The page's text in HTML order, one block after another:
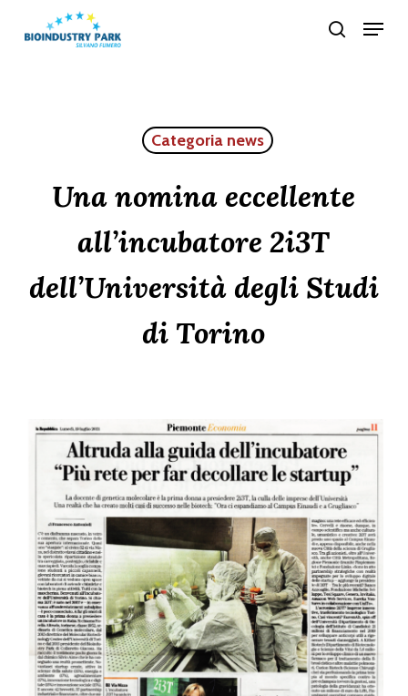
search
Menu
Categoria news
Una nomina eccellente
all’incubatore 2i3T
dell’Università degli Studi
di Torino